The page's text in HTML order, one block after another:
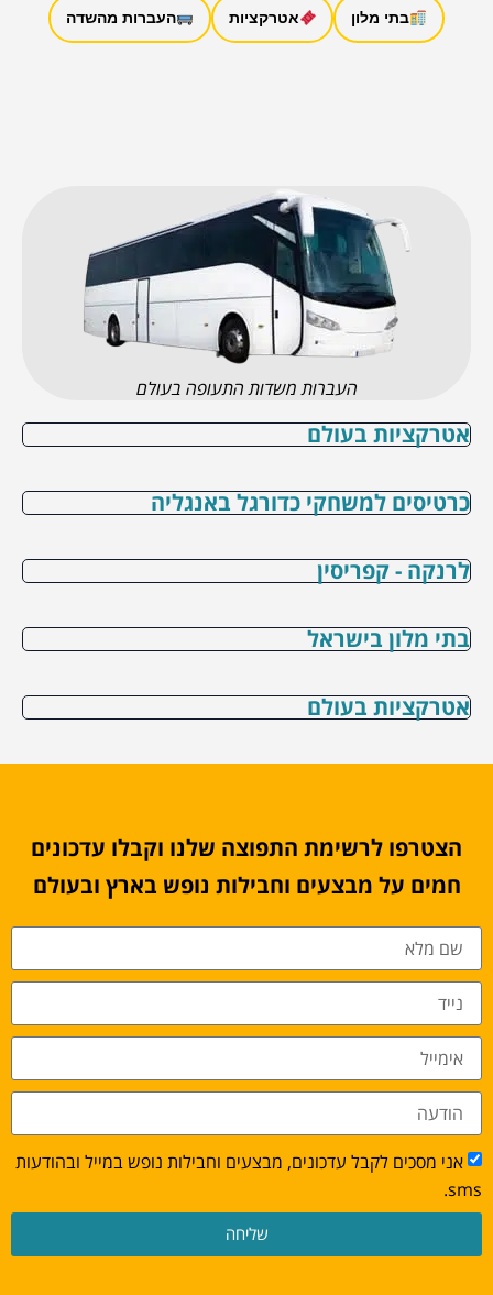
בתי מלון אטרקציות העברות מהשדה
העברות משדות התעופה בעולם
אטרקציות בעולם
כרטיסים למשחקי כדורגל באנגליה
לרנקה - קפריסין
בתי מלון בישראל
אטרקציות בעולם
הצטרפו לרשימת התפוצה שלנו וקבלו עדכונים
חמים על מבצעים וחבילות נופש בארץ ובעולם
אני מסכים לקבל עדכונים, מבצעים וחבילות נופש במייל ובהודעות
sms.
שליחה